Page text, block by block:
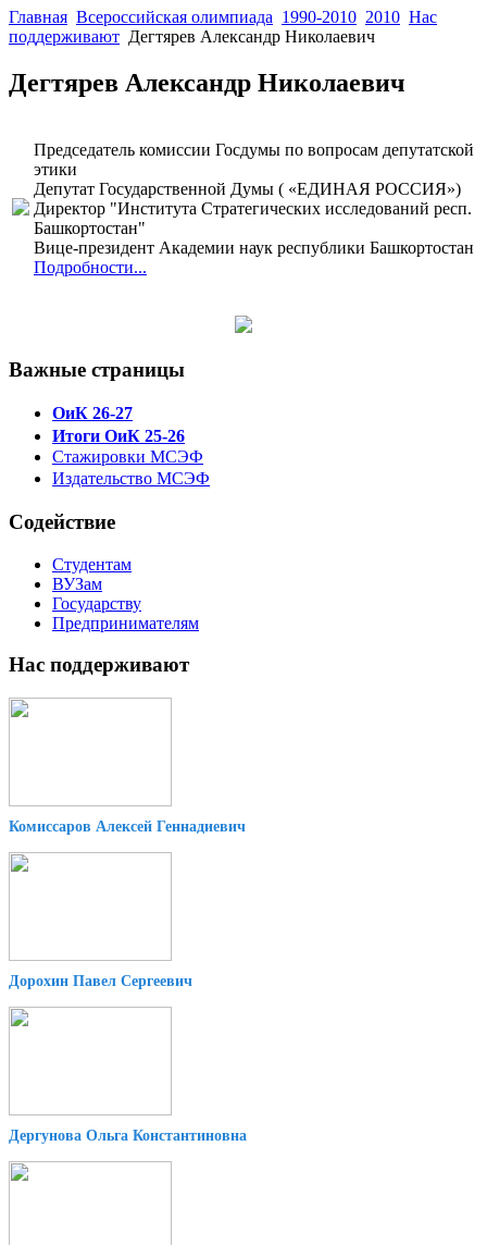
Главная Всероссийская олимпиада 1990-2010 2010 Нас
поддерживают Дегтярев Александр Николаевич
Дегтярев Александр Николаевич
Председатель комиссии Госдумы по вопросам депутатской
этики
Депутат Государственной Думы ( «ЕДИНАЯ РОССИЯ»)
Директор "Института Стратегических исследований респ.
Башкортостан"
Вице-президент Академии наук республики Башкортостан
Подробности...
Важные страницы
ОиК 26-27
Итоги ОиК 25-26
Стажировки МСЭФ
Издательство МСЭФ
Содействие
Студентам
ВУЗам
Государству
Предпринимателям
Нас поддерживают
Комиссаров Алексей Геннадиевич
Дорохин Павел Сергеевич
Дергунова Ольга Константиновна